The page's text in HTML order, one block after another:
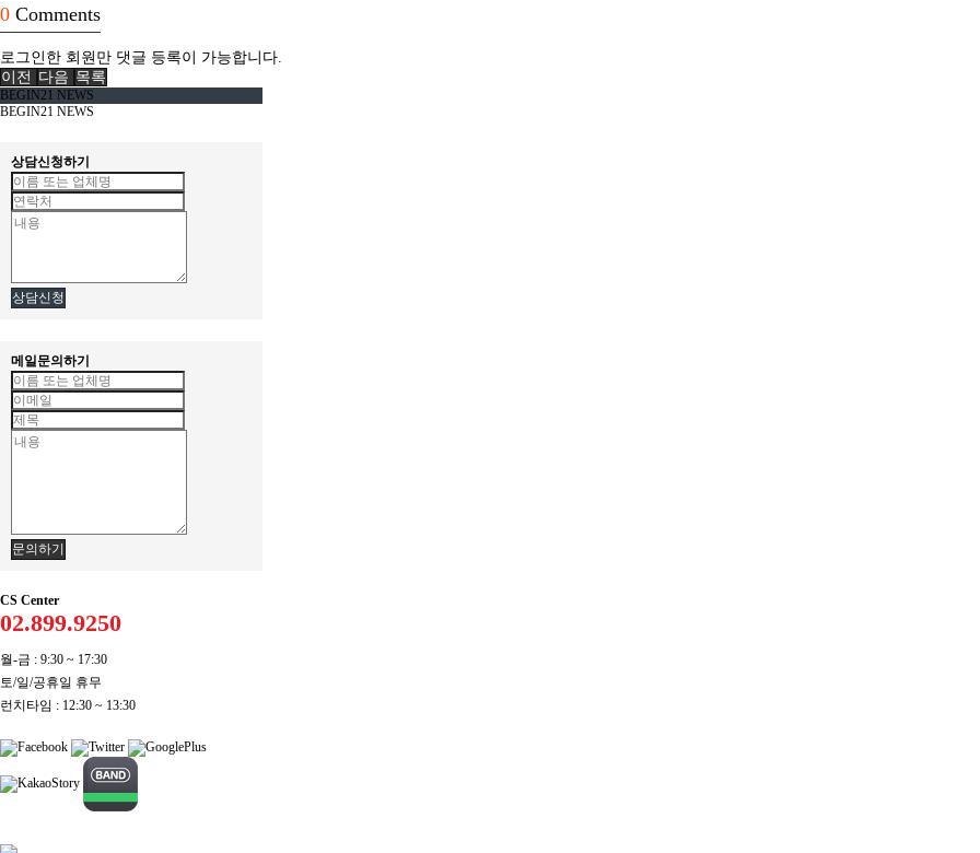
0 Comments
로그인한 회원만 댓글 등록이 가능합니다.
이전
다음 목록
BEGIN21 NEWS
BEGIN21 NEWS
상담신청하기
상담신청
메일문의하기
문의하기
CS Center
02.899.9250
월-금 : 9:30 ~ 17:30
토/일/공휴일 휴무
런치타임 : 12:30 ~ 13:30